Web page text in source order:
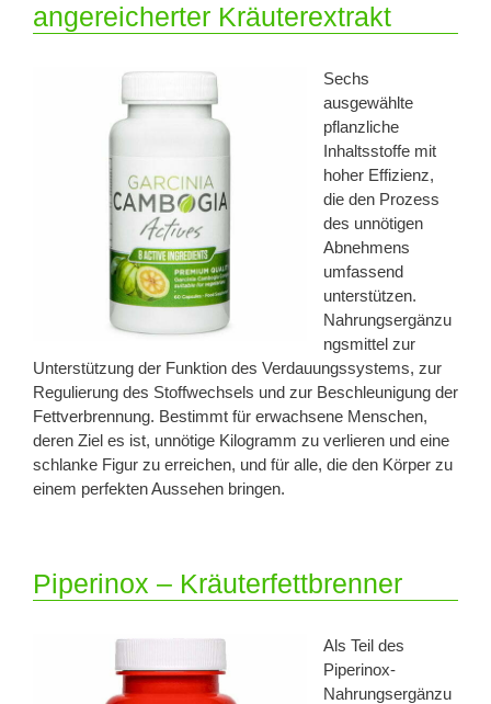
angereicherter Kräuterextrakt
Sechs
ausgewählte
pflanzliche
Inhaltsstoffe mit
hoher Effizienz,
die den Prozess
des unnötigen
Abnehmens
umfassend
unterstützen.
Nahrungsergänzu
ngsmittel zur
Unterstützung der Funktion des Verdauungssystems, zur
Regulierung des Stoffwechsels und zur Beschleunigung der
Fettverbrennung. Bestimmt für erwachsene Menschen,
deren Ziel es ist, unnötige Kilogramm zu verlieren und eine
schlanke Figur zu erreichen, und für alle, die den Körper zu
einem perfekten Aussehen bringen.
Piperinox – Kräuterfettbrenner
Als Teil des
Piperinox-
Nahrungsergänzu